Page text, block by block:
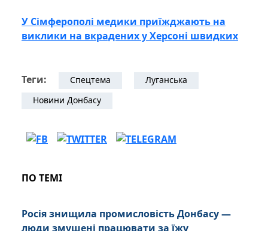
У Сімферополі медики приїжджають на
виклики на вкрадених у Херсоні швидких
Теги: Спецтема
Луганська
Новини Донбасу
ПО ТЕМІ
Росія знищила промисловість Донбасу —
люди змушені працювати за їжу